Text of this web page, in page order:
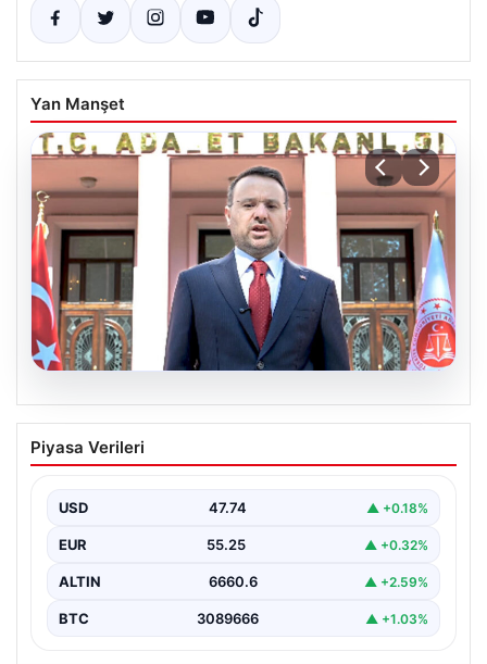
Yan Manşet
06.08.2026
Bakan Gürlek’ten Çerçeve Yasa
Açıklaması: “Tüm İşlemler Hukuk
Yürütülecek”
Adalet Bakanı Akın Gürlek, terörle mücadelede yeni bir
dönemi başlatacak çerçeve yasanın Meclis'te kabul…
Piyasa Verileri
USD 47.74 ▲ +0.18%
EUR 55.25 ▲ +0.32%
ALTIN 6660.6 ▲ +2.59%
BTC 3089666 ▲ +1.03%